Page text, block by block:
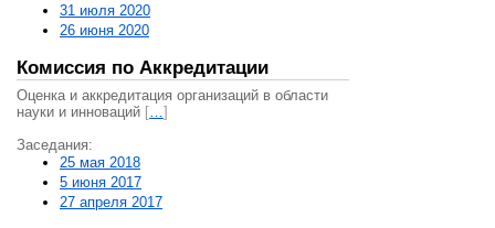
31 июля 2020
26 июня 2020
Комиссия по Аккредитации
Оценка и аккредитация организаций в области
науки и инноваций […]
Заседания:
25 мая 2018
5 июня 2017
27 апреля 2017